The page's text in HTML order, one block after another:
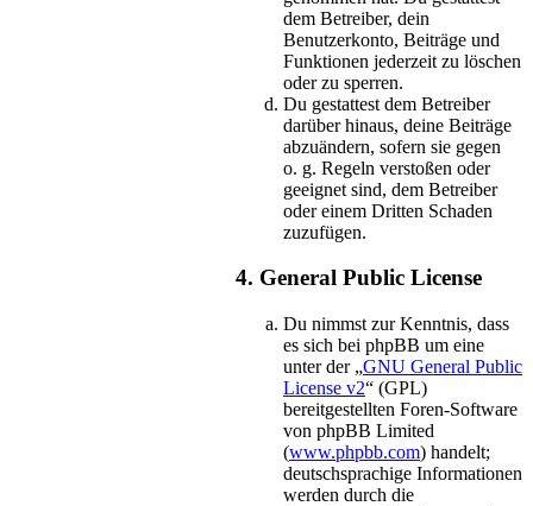
dem Betreiber, dein
Benutzerkonto, Beiträge und
Funktionen jederzeit zu löschen
oder zu sperren.
Du gestattest dem Betreiber
darüber hinaus, deine Beiträge
abzuändern, sofern sie gegen
o. g. Regeln verstoßen oder
geeignet sind, dem Betreiber
oder einem Dritten Schaden
zuzufügen.
4. General Public License
Du nimmst zur Kenntnis, dass
es sich bei phpBB um eine
unter der „GNU General Public
License v2“ (GPL)
bereitgestellten Foren-Software
von phpBB Limited
(www.phpbb.com) handelt;
deutschsprachige Informationen
werden durch die